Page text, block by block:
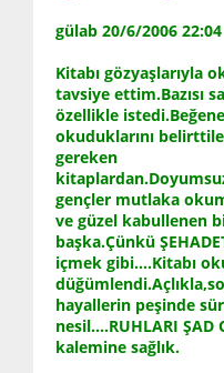
gülab 20/6/2006 22:04
Kitabı gözyaşlarıyla
tavsiye ettim.Bazısı
özellikle
okuduklarını
gereken
gençler mutlaka
ve güzel kabullenen
başka.Çünkü
içmek gibi....Kitabı
hayallerin peşinde
nesil....RUHLARI
kalemine sağlık.